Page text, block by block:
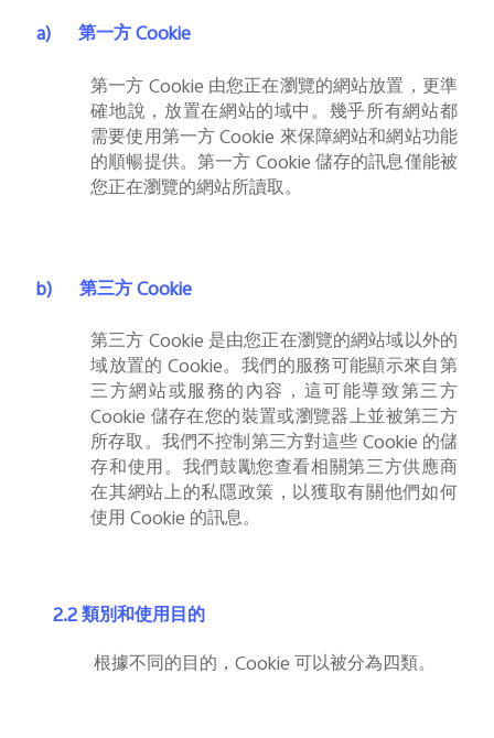
a) 第一方Cookie
第一方Cookie 由您正在瀏覽的網站放置，更準
確地說，放置在網站的域中。幾乎所有網站都
需要使用第一方Cookie 來保障網站和網站功能
的順暢提供。第一方Cookie儲存的訊息僅能被
您正在瀏覽的網站所讀取。
b) 第三方Cookie
第三方Cookie是由您正在瀏覽的網站域以外的
域放置的 Cookie。我們的服務可能顯示來自第
三方網站或服務的內容，這可能導致第三方
Cookie 儲存在您的裝置或瀏覽器上並被第三方
所存取。我們不控制第三方對這些Cookie 的儲
存和使用。我們鼓勵您查看相關第三方供應商
在其網站上的私隱政策，以獲取有關他們如何
使用Cookie 的訊息。
2.2類別和使用目的
根據不同的目的，Cookie可以被分為四類。